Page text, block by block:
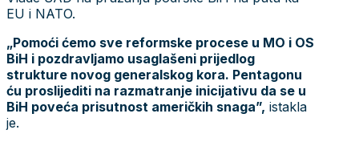
EU i NATO.
„Pomoći ćemo sve reformske procese u MO i OS
BiH i pozdravljamo usaglašeni prijedlog
strukture novog generalskog kora. Pentagonu
ću proslijediti na razmatranje inicijativu da se u
BiH poveća prisutnost američkih snaga”, istakla
je.